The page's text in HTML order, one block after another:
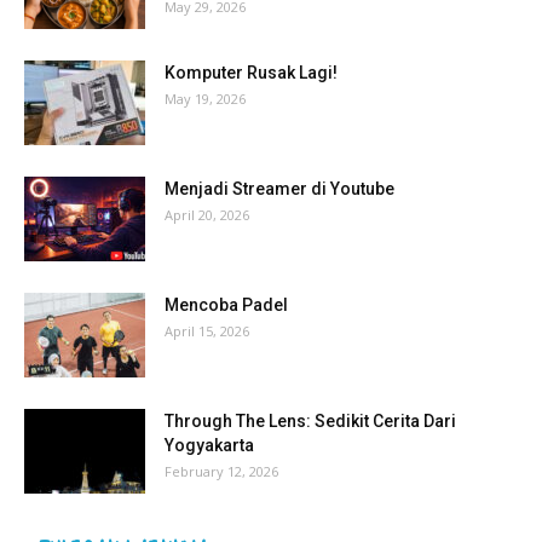
May 29, 2026
Komputer Rusak Lagi!
May 19, 2026
Menjadi Streamer di Youtube
April 20, 2026
Mencoba Padel
April 15, 2026
Through The Lens: Sedikit Cerita Dari
Yogyakarta
February 12, 2026